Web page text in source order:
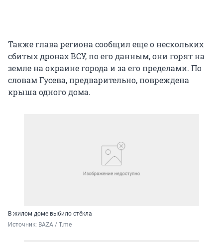
Также глава региона сообщил еще о нескольких
сбитых дронах ВСУ, по его данным, они горят на
земле на окраине города и за его пределами. По
словам Гусева, предварительно, повреждена
крыша одного дома.
В жилом доме выбило стёкла
Источник: BAZA / T.me